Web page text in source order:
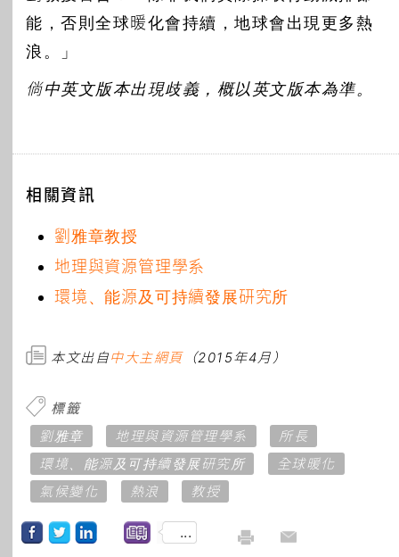
能，否則全球暖化會持續，地球會出現更多熱
浪。」
倘中英文版本出現歧義，概以英文版本為準。
相關資訊
劉雅章教授
地理與資源管理學系
環境、能源及可持續發展研究所
本文出自中大主網頁（2015年4月）
標籤
劉雅章
地理與資源管理學系
所長
環境、能源及可持續發展研究所
全球暖化
氣候變化
熱浪 教授
...